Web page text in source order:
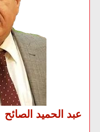
عبد الحميد الصائح